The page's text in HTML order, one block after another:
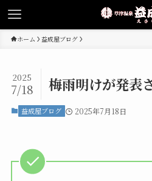
ホーム 益成屋ブログ
梅雨明けが発表
2025
7/18
益成屋ブログ 2025年7月18日